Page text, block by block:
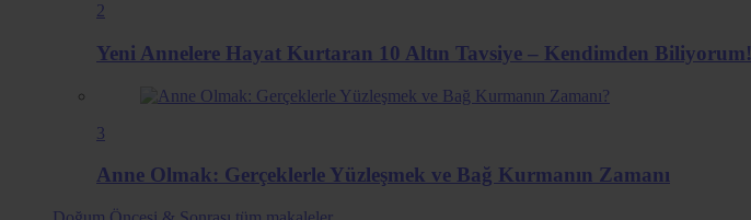
2
Yeni Annelere Hayat Kurtaran 10 Altın Tavsiye – Kendimden Biliyorum!
3
Anne Olmak: Gerçeklerle Yüzleşmek ve Bağ Kurmanın Zamanı